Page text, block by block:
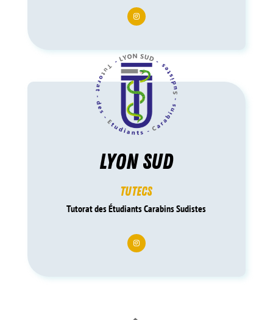
lyon sud
tutecs
Tutorat des Étudiants Carabins Sudistes